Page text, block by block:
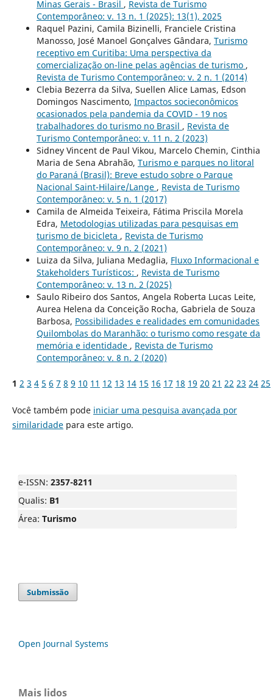
Minas Gerais - Brasil , Revista de Turismo
Contemporâneo: v. 13 n. 1 (2025): 13(1), 2025
Raquel Pazini, Camila Bizinelli, Franciele Cristina
Manosso, José Manoel Gonçalves Gândara, Turismo
receptivo em Curitiba: Uma perspectiva da
comercialização on-line pelas agências de turismo ,
Revista de Turismo Contemporâneo: v. 2 n. 1 (2014)
Clebia Bezerra da Silva, Suellen Alice Lamas, Edson
Domingos Nascimento, Impactos socieconômicos
ocasionados pela pandemia da COVID - 19 nos
trabalhadores do turismo no Brasil , Revista de
Turismo Contemporâneo: v. 11 n. 2 (2023)
Sidney Vincent de Paul Vikou, Marcelo Chemin, Cinthia
Maria de Sena Abrahão, Turismo e parques no litoral
do Paraná (Brasil): Breve estudo sobre o Parque
Nacional Saint-Hilaire/Lange , Revista de Turismo
Contemporâneo: v. 5 n. 1 (2017)
Camila de Almeida Teixeira, Fátima Priscila Morela
Edra, Metodologias utilizadas para pesquisas em
turismo de bicicleta , Revista de Turismo
Contemporâneo: v. 9 n. 2 (2021)
Luiza da Silva, Juliana Medaglia, Fluxo Informacional e
Stakeholders Turísticos: , Revista de Turismo
Contemporâneo: v. 13 n. 2 (2025)
Saulo Ribeiro dos Santos, Angela Roberta Lucas Leite,
Aurea Helena da Conceição Rocha, Gabriela de Souza
Barbosa, Possibilidades e realidades em comunidades
Quilombolas do Maranhão: o turismo como resgate da
memória e identidade , Revista de Turismo
Contemporâneo: v. 8 n. 2 (2020)
1 2 3 4 5 6 7 8 9 10 11 12 13 14 15 16 17 18 19 20 21 22 23 24 25
Você também pode iniciar uma pesquisa avançada por
similaridadepara este artigo.
e-ISSN: 2357-8211
Qualis: B1
Área: Turismo
Submissão
Open Journal Systems
Mais lidos